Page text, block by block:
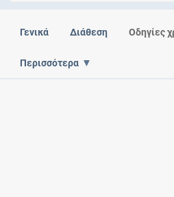
Γενικά Διάθεση Οδηγίες
Περισσότερα